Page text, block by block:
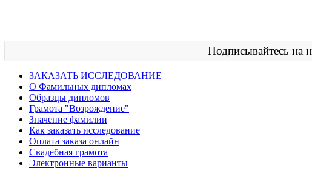
Подписывайтесь на
ЗАКАЗАТЬ ИССЛЕДОВАНИЕ
О Фамильных дипломах
Образцы дипломов
Грамота "Возрождение"
Значение фамилии
Как заказать исследование
Оплата заказа онлайн
Свадебная грамота
Электронные варианты